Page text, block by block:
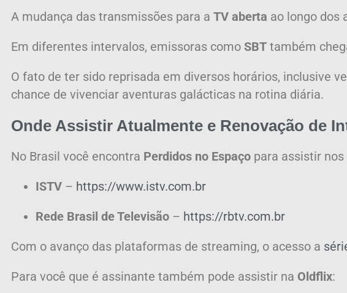
A mudança das transmissões para a TV aberta ao longo dos
Em diferentes intervalos, emissoras como SBT também
O fato de ter sido reprisada em diversos horários, inclusive
chance de vivenciar aventuras galácticas na rotina diária.
Onde Assistir Atualmente e Renovação de
No Brasil você encontra Perdidos no Espaço para assistir
ISTV – https://www.istv.com.br
Rede Brasil de Televisão – https://rbtv.com.br
Com o avanço das plataformas de streaming, o acesso a
Para você que é assinante também pode assistir na Oldflix: